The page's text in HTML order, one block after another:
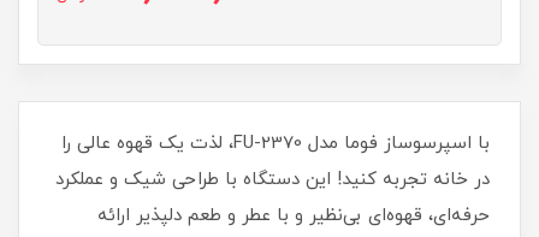
با اسپرسوساز فوما مدل FU-2370، لذت یک قهوه عالی را
در خانه تجربه کنید! این دستگاه با طراحی شیک و عملکرد
حرفه‌ای، قهوه‌ای بی‌نظیر و با عطر و طعم دلپذیر ارائه